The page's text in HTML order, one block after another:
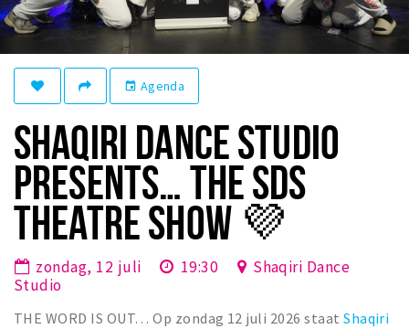
Recreatief
Winkels
Winkelgebieden
Bezienswaardigheden
Musea, theaters & podia
Uitjes & activiteiten
Natuurgebieden
Baroniepoorten
event Agenda
SHAQIRI DANCE STUDIO
PRESENTS… THE SDS
THEATRE SHOW 💜
zondag, 12 juli 19:30
Shaqiri Dance
Studio
THE WORD IS OUT… Op zondag 12 juli 2026 staatShaqiri